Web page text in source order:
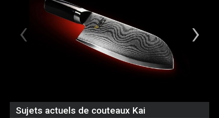
Sujets actuels de couteaux Kai